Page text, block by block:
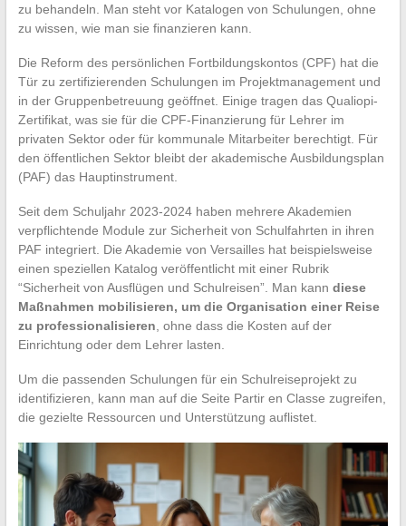
zu behandeln. Man steht vor Katalogen von Schulungen, ohne
zu wissen, wie man sie finanzieren kann.
Die Reform des persönlichen Fortbildungskontos (CPF) hat die
Tür zu zertifizierenden Schulungen im Projektmanagement und
in der Gruppenbetreuung geöffnet. Einige tragen das Qualiopi-
Zertifikat, was sie für die CPF-Finanzierung für Lehrer im
privaten Sektor oder für kommunale Mitarbeiter berechtigt. Für
den öffentlichen Sektor bleibt der akademische Ausbildungsplan
(PAF) das Hauptinstrument.
Seit dem Schuljahr 2023-2024 haben mehrere Akademien
verpflichtende Module zur Sicherheit von Schulfahrten in ihren
PAF integriert. Die Akademie von Versailles hat beispielsweise
einen speziellen Katalog veröffentlicht mit einer Rubrik
“Sicherheit von Ausflügen und Schulreisen”. Man kann diese
Maßnahmen mobilisieren, um die Organisation einer Reise
zu professionalisieren , ohne dass die Kosten auf der
Einrichtung oder dem Lehrer lasten.
Um die passenden Schulungen für ein Schulreiseprojekt zu
identifizieren, kann man auf die Seite Partir en Classe zugreifen,
die gezielte Ressourcen und Unterstützung auflistet.